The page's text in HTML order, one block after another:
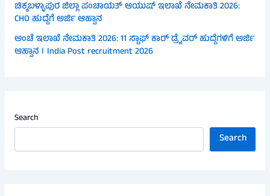
ಚಿಕ್ಕಬಳ್ಳಾಪುರ ಜಿಲ್ಲಾ ಪಂಚಾಯತ್ ಆಯುಷ್ ಇಲಾಖೆ ನೇಮಕಾತಿ 2026:
CHO ಹುದ್ದೆಗೆ ಅರ್ಜಿ ಆಹ್ವಾನ
ಅಂಚೆ ಇಲಾಖೆ ನೇಮಕಾತಿ 2026: 11 ಸ್ಟಾಫ್ ಕಾರ್ ಡ್ರೈವರ್ ಹುದ್ದೆಗಳಿಗೆ ಅರ್ಜಿ
ಆಹ್ವಾನ । India Post recruitment 2026
Search
Search